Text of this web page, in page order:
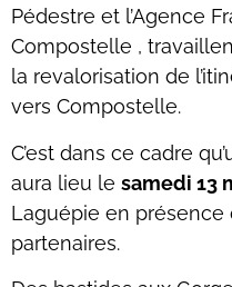
Pédestre et l’Agence
Compostelle ,
la revalorisation de
vers Compostelle.
C’est dans ce cadre
aura lieu le samedi 13
Laguépie en présence
partenaires.